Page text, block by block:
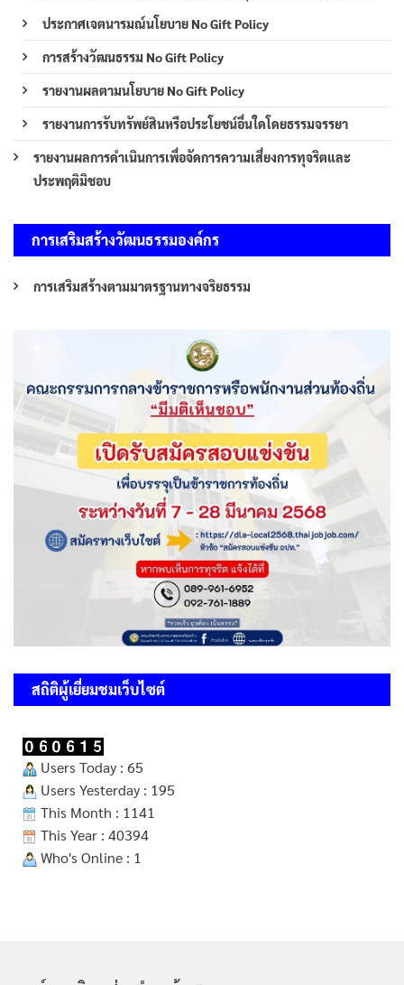
ประกาศเจตนารมณ์นโยบาย No Gift Policy
การสร้างวัฒนธรรม No Gift Policy
รายงานผลตามนโยบาย No Gift Policy
รายงานการรับทรัพย์สินหรือประโยชน์อื่นใดโดยธรรมจรรยา
รายงานผลการดำเนินการเพื่อจัดการความเสี่ยงการทุจริตและ
ประพฤติมิชอบ
การเสริมสร้างวัฒนธรรมองค์กร
การเสริมสร้างตามมาตรฐานทางจริยธรรม
สถิติผู้เยี่ยมชมเว็บไซต์
Users Today : 65
Users Yesterday : 195
This Month : 1141
This Year : 40394
Who's Online : 1